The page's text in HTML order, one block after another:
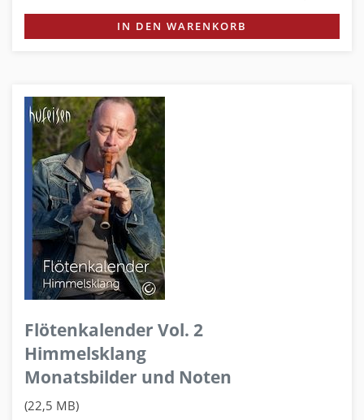
IN DEN WARENKORB
Flötenkalender Vol. 2
Himmelsklang
Monatsbilder und Noten
(22,5 MB)